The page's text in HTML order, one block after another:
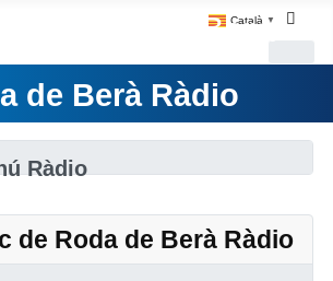
Català ▼
de Berà Ràdio
Ràdio
de Roda de Berà Ràdio